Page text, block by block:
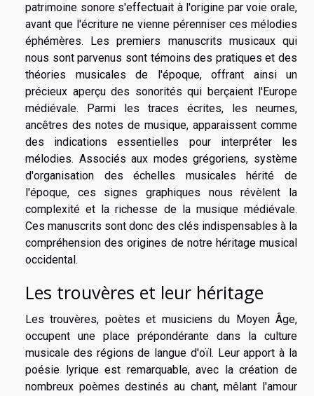
patrimoine sonore s'effectuait à l'origine par voie orale,
avant que l'écriture ne vienne pérenniser ces mélodies
éphémères. Les premiers manuscrits musicaux qui
nous sont parvenus sont témoins des pratiques et des
théories musicales de l'époque, offrant ainsi un
précieux aperçu des sonorités qui berçaient l'Europe
médiévale. Parmi les traces écrites, les neumes,
ancêtres des notes de musique, apparaissent comme
des indications essentielles pour interpréter les
mélodies. Associés aux modes grégoriens, système
d'organisation des échelles musicales hérité de
l'époque, ces signes graphiques nous révèlent la
complexité et la richesse de la musique médiévale.
Ces manuscrits sont donc des clés indispensables à la
compréhension des origines de notre héritage musical
occidental.
Les trouvères et leur héritage
Les trouvères, poètes et musiciens du Moyen Âge,
occupent une place prépondérante dans la culture
musicale des régions de langue d'oïl. Leur apport à la
poésie lyrique est remarquable, avec la création de
nombreux poèmes destinés au chant, mêlant l'amour